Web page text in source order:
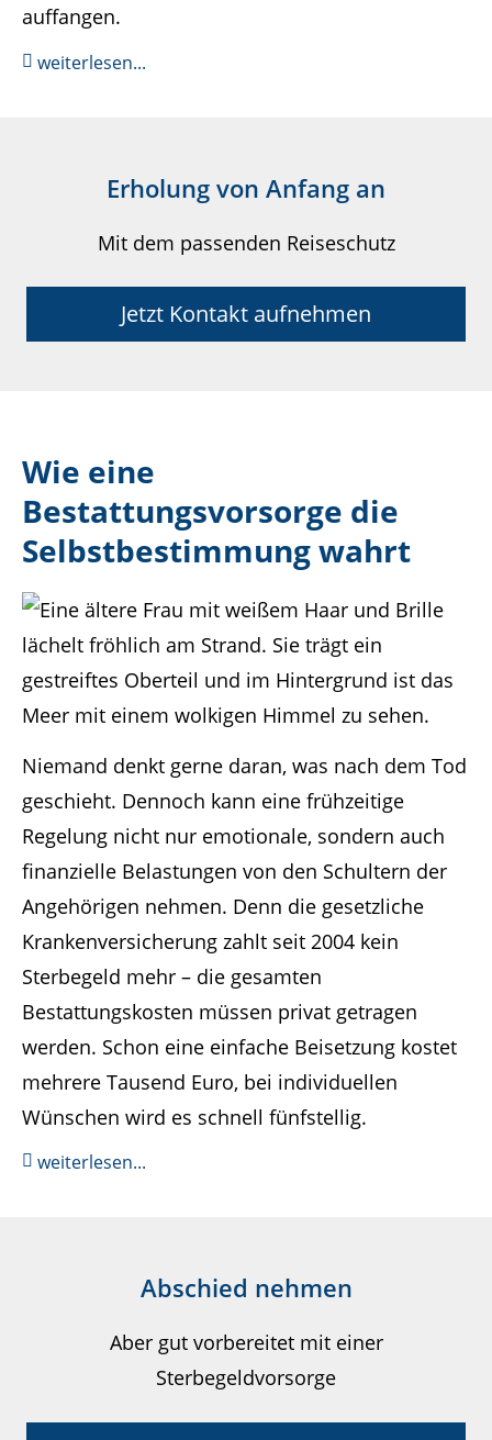
auffangen.
weiterlesen...
Erholung von Anfang an
Mit dem passenden Reiseschutz
Jetzt Kontakt aufnehmen
Wie eine
Bestattungsvorsorge die
Selbstbestimmung wahrt
Niemand denkt gerne daran, was nach dem Tod
geschieht. Dennoch kann eine frühzeitige
Regelung nicht nur emotionale, sondern auch
finanzielle Belastungen von den Schultern der
Angehörigen nehmen. Denn die gesetzliche
Krankenversicherung zahlt seit 2004 kein
Sterbegeld mehr – die gesamten
Bestattungskosten müssen privat getragen
werden. Schon eine einfache Beisetzung kostet
mehrere Tausend Euro, bei individuellen
Wünschen wird es schnell fünfstellig.
weiterlesen...
Abschied nehmen
Aber gut vorbereitet mit einer
Sterbegeldvorsorge